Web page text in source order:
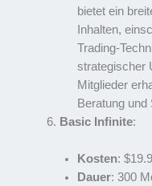
bietet ein
Inhalten,
Trading-
strategischer
Mitglieder
Beratung und
Basic Infinite:
Kosten:
Dauer: 300